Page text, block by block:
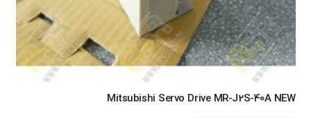
Mitsubishi Servo Drive MR-J2S-40A NEW